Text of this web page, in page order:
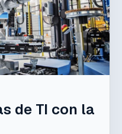
de TI con la